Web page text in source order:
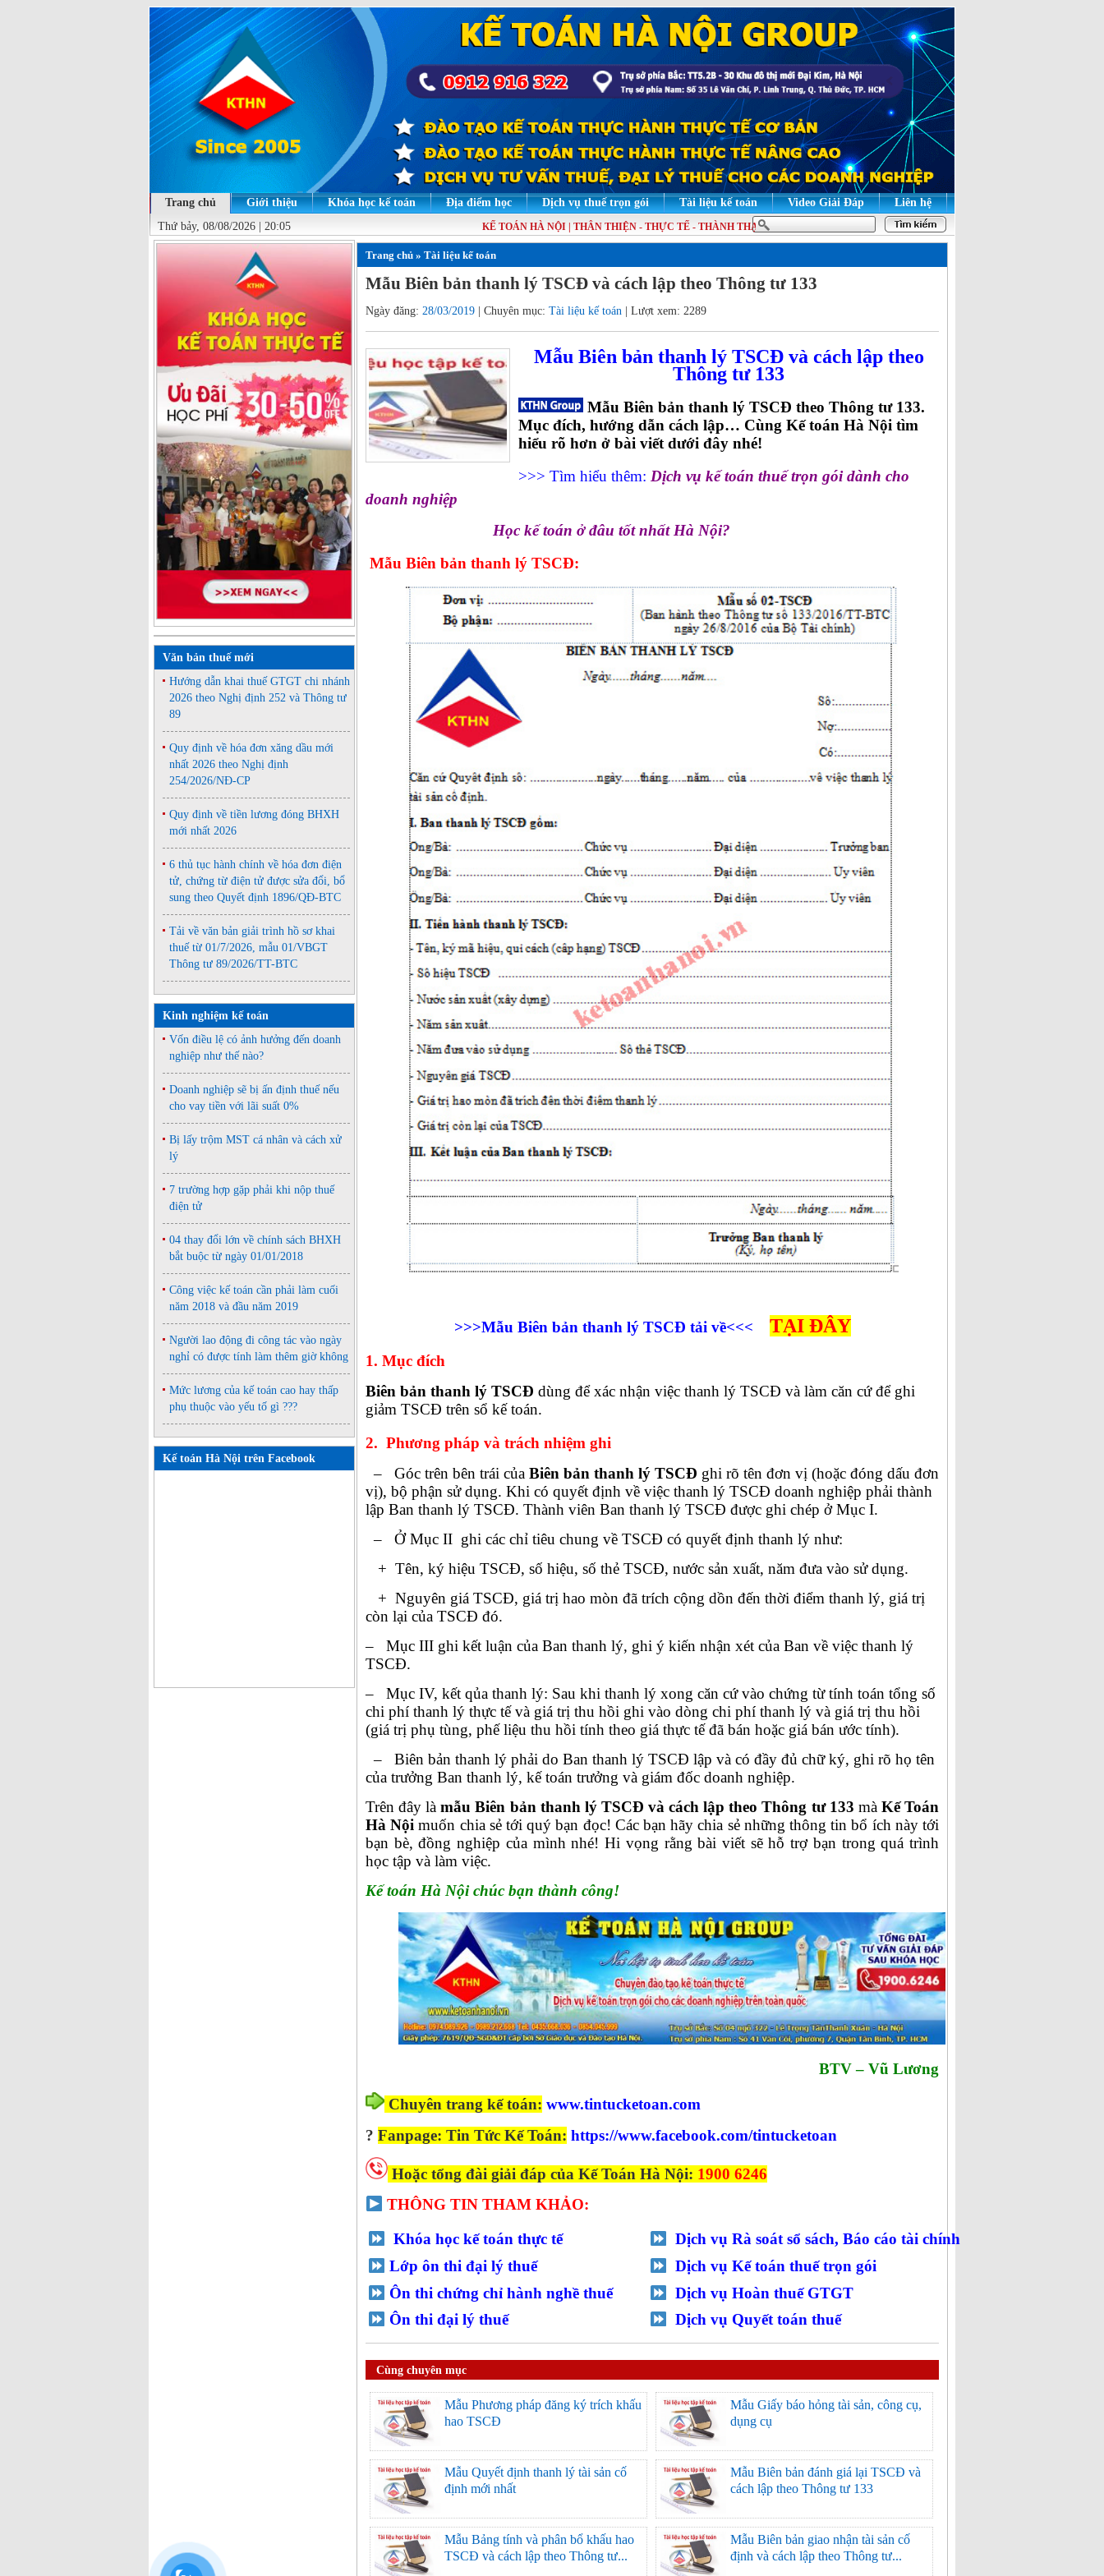
Trang chủ Giới thiệu Khóa học kế toán Địa điểm học Dịch vụ thuế trọn gói Tài liệu kế toán Video Giải Đáp
Liên hệ
Thứ bảy, 08/08/2026 | 20:05
KẾ TOÁN HÀ NỘI | THÂN THIỆN - THỰC TẾ - THÀNH THẠO | HỌC LÝ THUYẾT ĐỂ HIỂU BẢN CHẤT, HỌC THỰC HÀNH ĐỂ GIỎI
Văn bản thuế mới
Hướng dẫn khai thuế GTGT chi nhánh
2026 theo Nghị định 252 và Thông tư
89
Quy định về hóa đơn xăng dầu mới
nhất 2026 theo Nghị định
254/2026/NĐ-CP
Quy định về tiền lương đóng BHXH
mới nhất 2026
6 thủ tục hành chính về hóa đơn điện
tử, chứng từ điện tử được sửa đổi, bổ
sung theo Quyết định 1896/QĐ-BTC
Tải về văn bản giải trình hồ sơ khai
thuế từ 01/7/2026, mẫu 01/VBGT
Thông tư 89/2026/TT-BTC
Kinh nghiệm kế toán
Vốn điều lệ có ảnh hưởng đến doanh
nghiệp như thế nào?
Doanh nghiệp sẽ bị ấn định thuế nếu
cho vay tiền với lãi suất 0%
Bị lấy trộm MST cá nhân và cách xử
lý
7 trường hợp gặp phải khi nộp thuế
điện tử
04 thay đổi lớn về chính sách BHXH
bắt buộc từ ngày 01/01/2018
Công việc kế toán cần phải làm cuối
năm 2018 và đầu năm 2019
Người lao động đi công tác vào ngày
nghỉ có được tính làm thêm giờ không
Mức lương của kế toán cao hay thấp
phụ thuộc vào yếu tố gì ???
Kế toán Hà Nội trên Facebook
Trang chủ » Tài liệu kế toán
Mẫu Biên bản thanh lý TSCĐ và cách lập theo Thông tư 133
Ngày đăng: 28/03/2019 | Chuyên mục: Tài liệu kế toán | Lượt xem: 2289
Mẫu Biên bản thanh lý TSCĐ và cách lập theo
Thông tư 133
Mẫu Biên bản thanh lý TSCĐ theo Thông tư 133.
Mục đích, hướng dẫn cách lập… Cùng Kế toán Hà Nội tìm
hiểu rõ hơn ở bài viết dưới đây nhé!
>>> Tìm hiểu thêm: Dịch vụ kế toán thuế trọn gói dành cho
doanh nghiệp
Học kế toán ở đâu tốt nhất Hà Nội?
Mẫu Biên bản thanh lý TSCĐ:
>>>Mẫu Biên bản thanh lý TSCĐ tải về<<< TẠI ĐÂY
1. Mục đích
Biên bản thanh lý TSCĐ dùng để xác nhận việc thanh lý TSCĐ và làm căn cứ để ghi
giảm TSCĐ trên sổ kế toán.
2. Phương pháp và trách nhiệm ghi
– Góc trên bên trái của Biên bản thanh lý TSCĐ ghi rõ tên đơn vị (hoặc đóng dấu đơn
vị), bộ phận sử dụng. Khi có quyết định về việc thanh lý TSCĐ doanh nghiệp phải thành
lập Ban thanh lý TSCĐ. Thành viên Ban thanh lý TSCĐ được ghi chép ở Mục I.
– Ở Mục II ghi các chỉ tiêu chung về TSCĐ có quyết định thanh lý như:
+ Tên, ký hiệu TSCĐ, số hiệu, số thẻ TSCĐ, nước sản xuất, năm đưa vào sử dụng.
+ Nguyên giá TSCĐ, giá trị hao mòn đã trích cộng dồn đến thời điểm thanh lý, giá trị
còn lại của TSCĐ đó.
– Mục III ghi kết luận của Ban thanh lý, ghi ý kiến nhận xét của Ban về việc thanh lý
TSCĐ.
– Mục IV, kết qủa thanh lý: Sau khi thanh lý xong căn cứ vào chứng từ tính toán tổng số
chi phí thanh lý thực tế và giá trị thu hồi ghi vào dòng chi phí thanh lý và giá trị thu hồi
(giá trị phụ tùng, phế liệu thu hồi tính theo giá thực tế đã bán hoặc giá bán ước tính).
– Biên bản thanh lý phải do Ban thanh lý TSCĐ lập và có đầy đủ chữ ký, ghi rõ họ tên
của trưởng Ban thanh lý, kế toán trưởng và giám đốc doanh nghiệp.
Trên đây làmẫu Biên bản thanh lý TSCĐ và cách lập theo Thông tư 133 mà Kế Toán
Hà Nội muốn chia sẻ tới quý bạn đọc! Các bạn hãy chia sẻ những thông tin bổ ích này tới
bạn bè, đồng nghiệp của mình nhé! Hi vọng rằng bài viết sẽ hỗ trợ bạn trong quá trình
học tập và làm việc.
Kế toán Hà Nội chúc bạn thành công!
BTV – Vũ Lương
Chuyên trang kế toán: www.tintucketoan.com
? Fanpage: Tin Tức Kế Toán: https://www.facebook.com/tintucketoan
Hoặc tổng đài giải đáp của Kế Toán Hà Nội: 1900 6246
THÔNG TIN THAM KHẢO:
Khóa học kế toán thực tế
Dịch vụ Rà soát sổ sách, Báo cáo tài chính
Lớp ôn thi đại lý thuế
Dịch vụ Kế toán thuế trọn gói
Ôn thi chứng chỉ hành nghề thuế
Dịch vụ Hoàn thuế GTGT
Ôn thi đại lý thuế
Dịch vụ Quyết toán thuế
Cùng chuyên mục
Mẫu Phương pháp đăng ký trích khấu
hao TSCĐ
Mẫu Giấy báo hỏng tài sản, công cụ,
dụng cụ
Mẫu Quyết định thanh lý tài sản cố
định mới nhất
Mẫu Biên bản đánh giá lại TSCĐ và
cách lập theo Thông tư 133
Mẫu Bảng tính và phân bổ khấu hao
TSCĐ và cách lập theo Thông tư...
Mẫu Biên bản giao nhận tài sản cố
định và cách lập theo Thông tư...